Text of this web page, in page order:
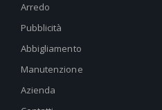
Arredo
Pubblicità
Abbigliamento
Manutenzione
Azienda